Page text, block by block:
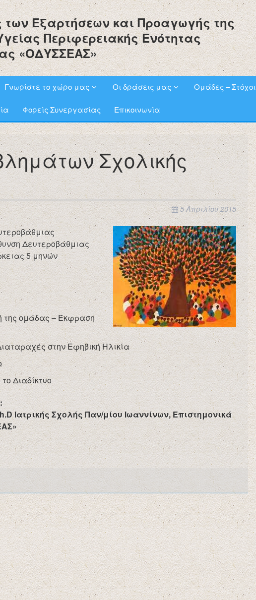
Εξαρτήσεων και Προαγωγής της
Περιφερειακής Ενότητας
«ΟΔΥΣΣΕΑΣ»
Γνωρίστε το χώρο μας Οι δράσεις μας Ομάδες – Στόχοι
Φορείς Συνεργασίας Επικοινωνία
Σχολικής
5 Απριλίου 2015
Δευτεροβάθμιας
5 μηνών
της ομάδας – Έκφραση
στην Εφηβική Ηλικία
Διαδίκτυο
Ιατρικής Σχολής Παν/μίου Ιωαννίνων, Επιστημονικά